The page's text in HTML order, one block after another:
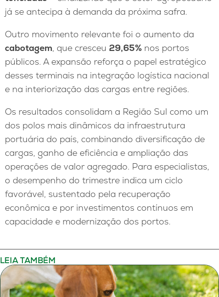
já se antecipa à demanda da próxima safra.
Outro movimento relevante foi o aumento da
cabotagem, que cresceu 29,65% nos portos
públicos. A expansão reforça o papel estratégico
desses terminais na integração logística nacional
e na interiorização das cargas entre regiões.
Os resultados consolidam a Região Sul como um
dos polos mais dinâmicos da infraestrutura
portuária do país, combinando diversificação de
cargas, ganho de eficiência e ampliação das
operações de valor agregado. Para especialistas,
o desempenho do trimestre indica um ciclo
favorável, sustentado pela recuperação
econômica e por investimentos contínuos em
capacidade e modernização dos portos.
LEIA TAMBÉM